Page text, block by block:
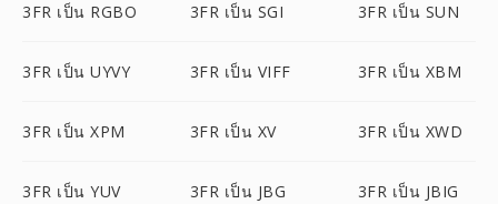
3FR เป็น RGBO 3FR เป็น SGI 3FR เป็น SUN
3FR เป็น UYVY 3FR เป็น VIFF 3FR เป็น XBM
3FR เป็น XPM 3FR เป็น XV 3FR เป็น XWD
3FR เป็น YUV 3FR เป็น JBG 3FR เป็น JBIG